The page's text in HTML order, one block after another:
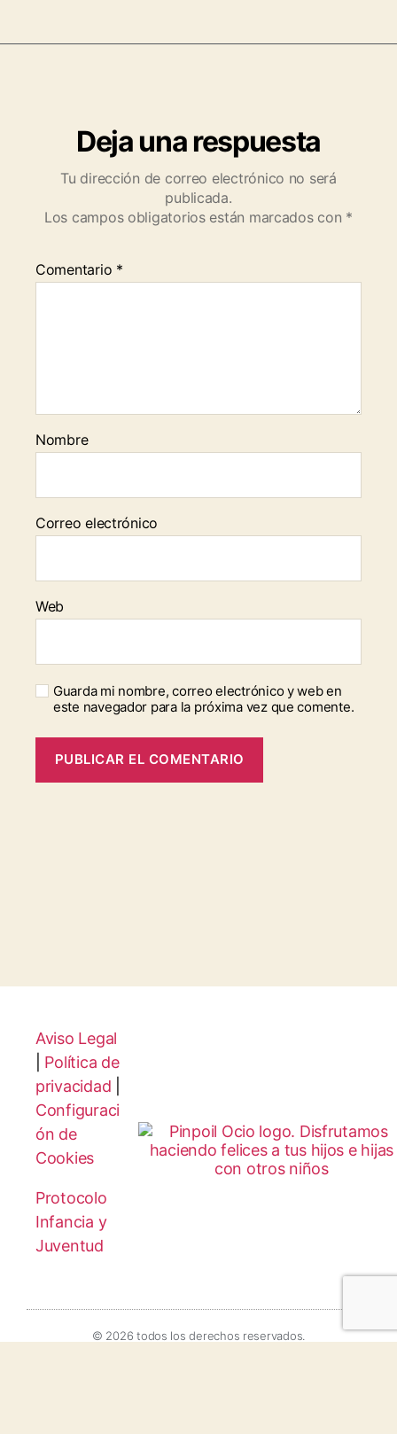
Deja una respuesta
Tu dirección de correo electrónico no será
publicada.
Los campos obligatorios están marcados con *
Comentario *
Nombre
Correo electrónico
Web
Guarda mi nombre, correo electrónico y web en
este navegador para la próxima vez que comente.
Aviso Legal
Política de
privacidad
Configuraci
ón de
Cookies
Protocolo
Infancia y
Juventud
© 2026 todos los derechos reservados.